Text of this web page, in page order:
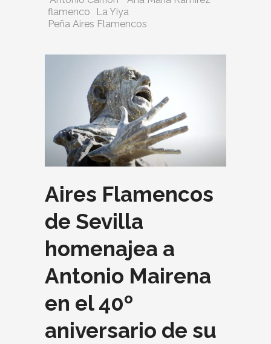
flamenco
La Yiya
Peña Aires Flamencos
Aires Flamencos
de Sevilla
homenajea a
Antonio Mairena
en el 40º
aniversario de su